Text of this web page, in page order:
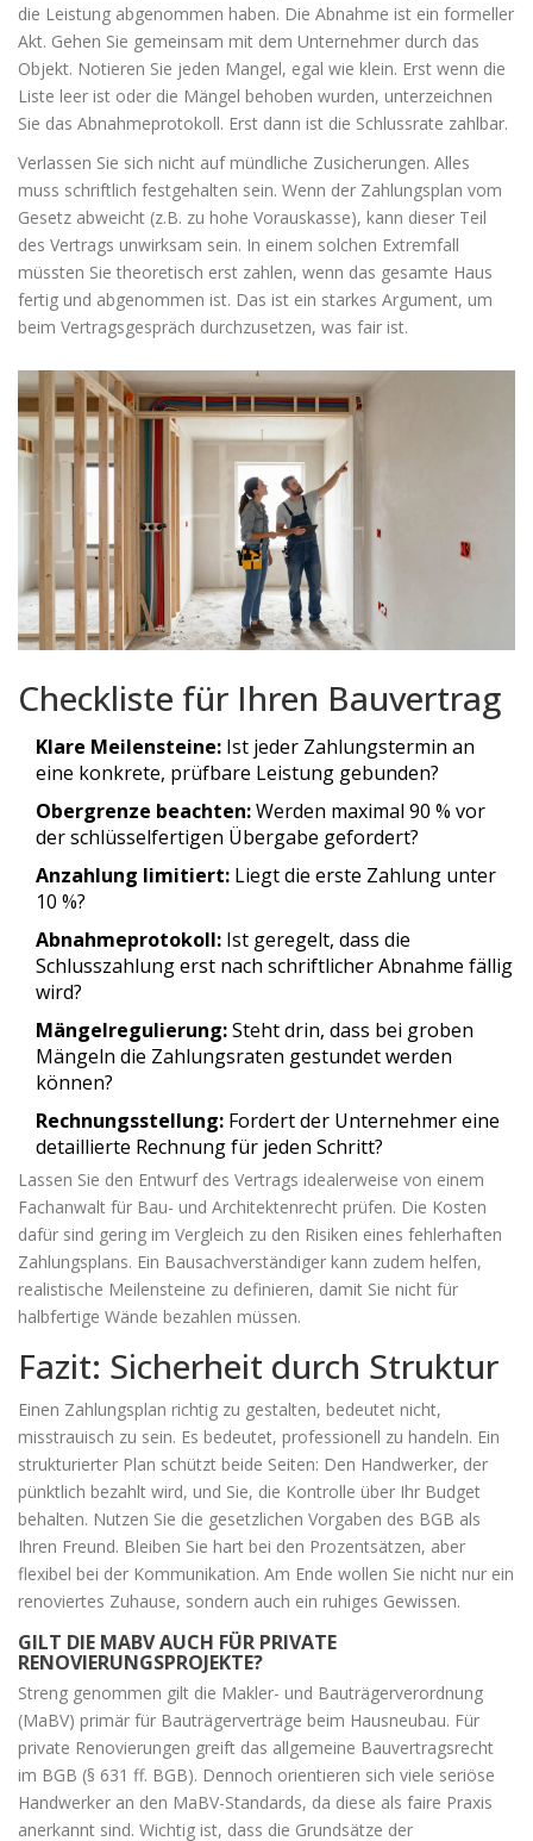
die Leistung abgenommen haben. Die Abnahme ist ein formeller
Akt. Gehen Sie gemeinsam mit dem Unternehmer durch das
Objekt. Notieren Sie jeden Mangel, egal wie klein. Erst wenn die
Liste leer ist oder die Mängel behoben wurden, unterzeichnen
Sie das Abnahmeprotokoll. Erst dann ist die Schlussrate zahlbar.
Verlassen Sie sich nicht auf mündliche Zusicherungen. Alles
muss schriftlich festgehalten sein. Wenn der Zahlungsplan vom
Gesetz abweicht (z.B. zu hohe Vorauskasse), kann dieser Teil
des Vertrags unwirksam sein. In einem solchen Extremfall
müssten Sie theoretisch erst zahlen, wenn das gesamte Haus
fertig und abgenommen ist. Das ist ein starkes Argument, um
beim Vertragsgespräch durchzusetzen, was fair ist.
Checkliste für Ihren Bauvertrag
Klare Meilensteine: Ist jeder Zahlungstermin an
eine konkrete, prüfbare Leistung gebunden?
Obergrenze beachten:Werden maximal 90 % vor
der schlüsselfertigen Übergabe gefordert?
Anzahlung limitiert: Liegt die erste Zahlung unter
10 %?
Abnahmeprotokoll: Ist geregelt, dass die
Schlusszahlung erst nach schriftlicher Abnahme fällig
wird?
Mängelregulierung:Steht drin, dass bei groben
Mängeln die Zahlungsraten gestundet werden
können?
Rechnungsstellung: Fordert der Unternehmer eine
detaillierte Rechnung für jeden Schritt?
Lassen Sie den Entwurf des Vertrags idealerweise von einem
Fachanwalt für Bau- und Architektenrecht prüfen. Die Kosten
dafür sind gering im Vergleich zu den Risiken eines fehlerhaften
Zahlungsplans. Ein Bausachverständiger kann zudem helfen,
realistische Meilensteine zu definieren, damit Sie nicht für
halbfertige Wände bezahlen müssen.
Fazit: Sicherheit durch Struktur
Einen Zahlungsplan richtig zu gestalten, bedeutet nicht,
misstrauisch zu sein. Es bedeutet, professionell zu handeln. Ein
strukturierter Plan schützt beide Seiten: Den Handwerker, der
pünktlich bezahlt wird, und Sie, die Kontrolle über Ihr Budget
behalten. Nutzen Sie die gesetzlichen Vorgaben des BGB als
Ihren Freund. Bleiben Sie hart bei den Prozentsätzen, aber
flexibel bei der Kommunikation. Am Ende wollen Sie nicht nur ein
renoviertes Zuhause, sondern auch ein ruhiges Gewissen.
GILT DIE MABV AUCH FÜR PRIVATE
RENOVIERUNGSPROJEKTE?
Streng genommen gilt die Makler- und Bauträgerverordnung
(MaBV) primär für Bauträgerverträge beim Hausneubau. Für
private Renovierungen greift das allgemeine Bauvertragsrecht
im BGB (§ 631 ff. BGB). Dennoch orientieren sich viele seriöse
Handwerker an den MaBV-Standards, da diese als faire Praxis
anerkannt sind. Wichtig ist, dass die Grundsätze der